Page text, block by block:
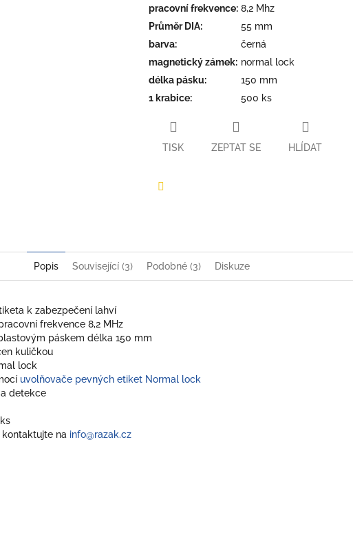
pracovní frekvence: 8,2 Mhz
Průměr DIA:
55 mm
barva:
černá
magnetický zámek: normal lock
délka pásku:
150 mm
1 krabice: 500 ks
TISK ZEPTAT SE HLÍDAT
Popis Související (3) Podobné (3) Diskuze
k zabezpečení lahví
frekvence 8,2 MHz
páskem délka 150 mm
kuličkou
lock
uvolňovače pevných etiket Normal lock
detekce
na info@razak.cz